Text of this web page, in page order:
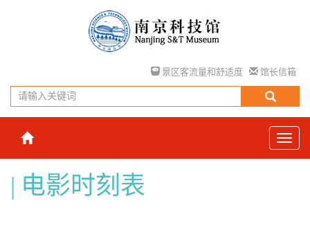
景区客流量和舒适度 馆长信箱
电影时刻表